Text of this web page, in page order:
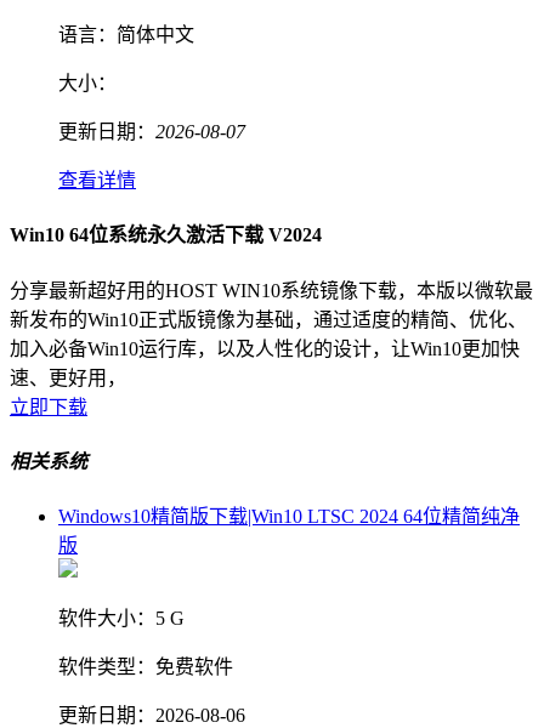
语言： 简体中文
大小：
更新日期： 2026-08-07
查看详情
Win10 64位系统永久激活下载 V2024
分享最新超好用的HOST WIN10系统镜像下载，本版以微软最
新发布的Win10正式版镜像为基础，通过适度的精简、优化、
加入必备Win10运行库，以及人性化的设计，让Win10更加快
速、更好用，
立即下载
相关系统
Windows10精简版下载|Win10 LTSC 2024 64位精简纯净
版
软件大小： 5 G
软件类型： 免费软件
更新日期： 2026-08-06